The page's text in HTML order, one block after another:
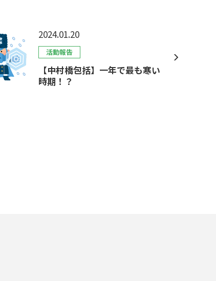
2024.01.20
活動報告
【中村橋包括】一年で最も寒い
時期！？